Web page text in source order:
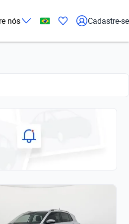
nós Cadastre-se